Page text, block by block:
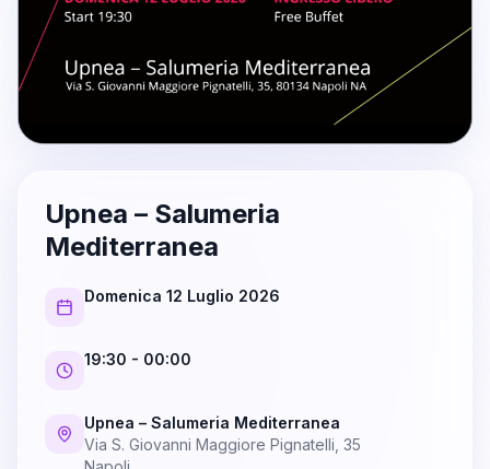
Upnea – Salumeria
Mediterranea
Domenica 12 Luglio 2026
19:30 - 00:00
Upnea – Salumeria Mediterranea
Via S. Giovanni Maggiore Pignatelli, 35